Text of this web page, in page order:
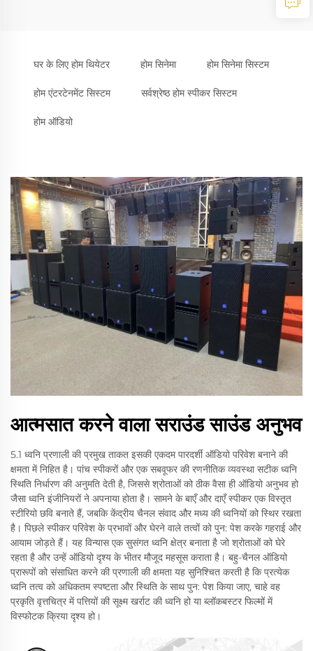
घर के लिए होम थियेटर होम सिनेमा होम सिनेमा सिस्टम
होम एंटरटेनमेंट सिस्टम सर्वश्रेष्ठ होम स्पीकर सिस्टम
होम ऑडियो
आत्मसात करने वाला सराउंड साउंड अनुभव
5.1 ध्वनि प्रणाली की प्रमुख ताकत इसकी एकदम पारदर्शी ऑडियो परिवेश बनाने की
क्षमता में निहित है। पांच स्पीकरों और एक सबवूफर की रणनीतिक व्यवस्था सटीक ध्वनि
स्थिति निर्धारण की अनुमति देती है, जिससे श्रोताओं को ठीक वैसा ही ऑडियो अनुभव हो
जैसा ध्वनि इंजीनियरों ने अपनाया होता है। सामने के बाएँ और दाएँ स्पीकर एक विस्तृत
स्टीरियो छवि बनाते हैं, जबकि केंद्रीय चैनल संवाद और मध्य की ध्वनियों को स्थिर रखता
है। पिछले स्पीकर परिवेश के प्रभावों और घेरने वाले तत्वों को पुन: पेश करके गहराई और
आयाम जोड़ते हैं। यह विन्यास एक सुसंगत ध्वनि क्षेत्र बनाता है जो श्रोताओं को घेरे
रहता है और उन्हें ऑडियो दृश्य के भीतर मौजूद महसूस कराता है। बहु-चैनल ऑडियो
प्रारूपों को संसाधित करने की प्रणाली की क्षमता यह सुनिश्चित करती है कि प्रत्येक
ध्वनि तत्व को अधिकतम स्पष्टता और स्थिति के साथ पुन: पेश किया जाए, चाहे वह
प्रकृति वृत्तचित्र में पत्तियों की सूक्ष्म खर्राट की ध्वनि हो या ब्लॉकबस्टर फिल्मों में
विस्फोटक क्रिया दृश्य हो।